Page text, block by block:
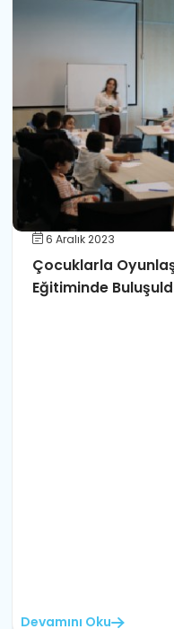
6 Aralık 2023
Çocuklarla
Eğitiminde
Devamını Oku